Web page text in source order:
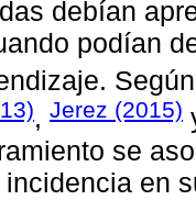
debían
podían
, Jerez (2015)
se
en